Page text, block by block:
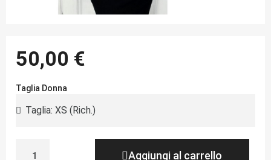
50,00 €
Taglia Donna
Aggiungi al carrello